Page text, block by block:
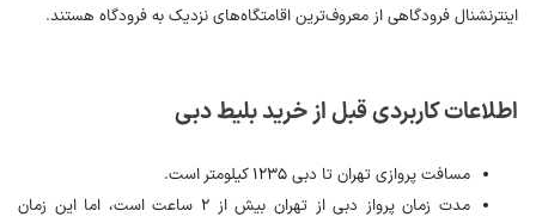
اینترنشنال فرودگاهی از معروف‌ترین اقامتگاه‌های نزدیک به فرودگاه هستند.
اطلاعات کاربردی قبل از خرید بلیط دبی
مسافت پروازی تهران تا دبی ۱۲۳۵ کیلومتر است.
مدت زمان پرواز دبی از تهران بیش از ۲ ساعت است، اما این زمان